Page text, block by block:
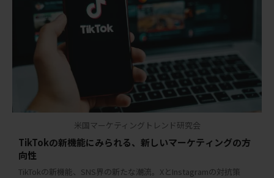
米国マーケティングトレンド研究会
TikTokの新機能にみられる、新しいマーケティングの方
向性
TikTokの新機能、SNS界の新たな潮流。XとInstagramの対抗策